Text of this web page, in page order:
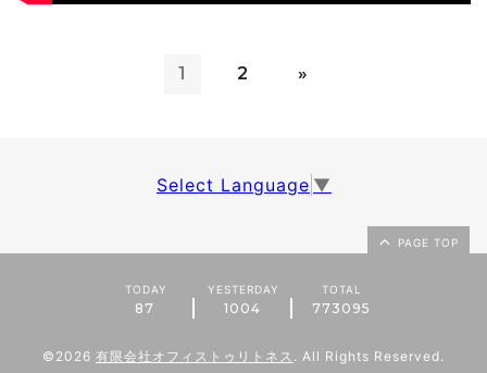
1 2 »
Select Language ▼
PAGE TOP
TODAY
87
YESTERDAY
1004
TOTAL
773095
©2026 有限会社オフィストゥリトネス . All Rights Reserved.